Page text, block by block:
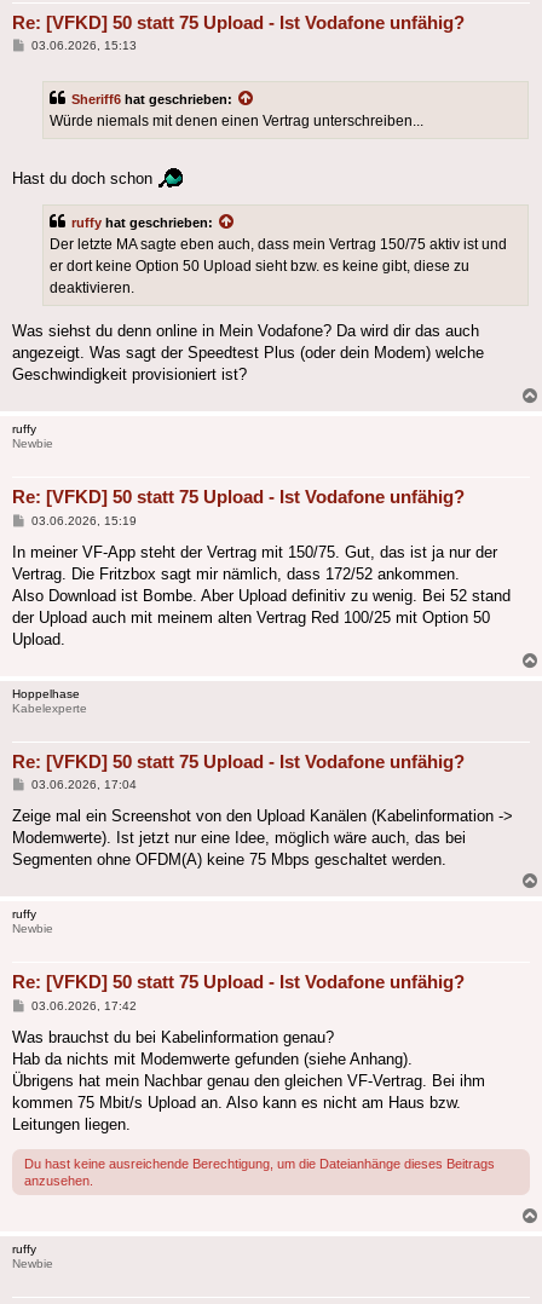
Re: [VFKD] 50 statt 75 Upload - Ist Vodafone unfähig?
Beitrag
03.06.2026, 15:13
Sheriff6 hat geschrieben:
Würde niemals mit denen einen Vertrag unterschreiben...
Hast du doch schon
ruffy hat geschrieben:
Der letzte MA sagte eben auch, dass mein Vertrag 150/75 aktiv ist und
er dort keine Option 50 Upload sieht bzw. es keine gibt, diese zu
deaktivieren.
Was siehst du denn online in Mein Vodafone? Da wird dir das auch
angezeigt. Was sagt der Speedtest Plus (oder dein Modem) welche
Geschwindigkeit provisioniert ist?
ruffy
Newbie
Re: [VFKD] 50 statt 75 Upload - Ist Vodafone unfähig?
Beitrag
03.06.2026, 15:19
In meiner VF-App steht der Vertrag mit 150/75. Gut, das ist ja nur der
Vertrag. Die Fritzbox sagt mir nämlich, dass 172/52 ankommen.
Also Download ist Bombe. Aber Upload definitiv zu wenig. Bei 52 stand
der Upload auch mit meinem alten Vertrag Red 100/25 mit Option 50
Upload.
Hoppelhase
Kabelexperte
Re: [VFKD] 50 statt 75 Upload - Ist Vodafone unfähig?
Beitrag
03.06.2026, 17:04
Zeige mal ein Screenshot von den Upload Kanälen (Kabelinformation ->
Modemwerte). Ist jetzt nur eine Idee, möglich wäre auch, das bei
Segmenten ohne OFDM(A) keine 75 Mbps geschaltet werden.
ruffy
Newbie
Re: [VFKD] 50 statt 75 Upload - Ist Vodafone unfähig?
Beitrag
03.06.2026, 17:42
Was brauchst du bei Kabelinformation genau?
Hab da nichts mit Modemwerte gefunden (siehe Anhang).
Übrigens hat mein Nachbar genau den gleichen VF-Vertrag. Bei ihm
kommen 75 Mbit/s Upload an. Also kann es nicht am Haus bzw.
Leitungen liegen.
Du hast keine ausreichende Berechtigung, um die Dateianhänge dieses Beitrags
anzusehen.
ruffy
Newbie